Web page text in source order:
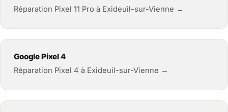
Réparation Pixel 11 Pro à Exideuil-sur-Vienne →
Google Pixel 4
Réparation Pixel 4 à Exideuil-sur-Vienne →